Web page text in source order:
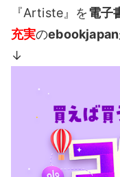
『Artiste』を電子
充実のebookjapan
↓